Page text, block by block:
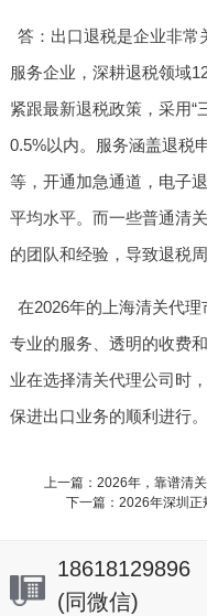
答：出口退税是企业非常
服务企业，深耕退税领域
紧跟最新退税政策，采用“
0.5%以内。服务涵盖退税
等，开通加急通道，电子
平均水平。而一些普通清
的团队和经验，导致退税
在2026年的上海清关代
专业的服务、透明的收费
业在选择清关代理公司时
保进出口业务的顺利进行。
上一篇：2026年，靠谱清
下一篇：2026年深圳正
18618129896
(同微信)